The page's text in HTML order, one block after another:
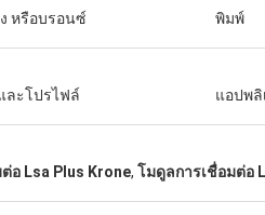
หรือบรอนซ์ พิมพ์
ละโปรไฟล์ แอปพ
อ Lsa Plus Krone, โมดูลการเชื่อมต่อ